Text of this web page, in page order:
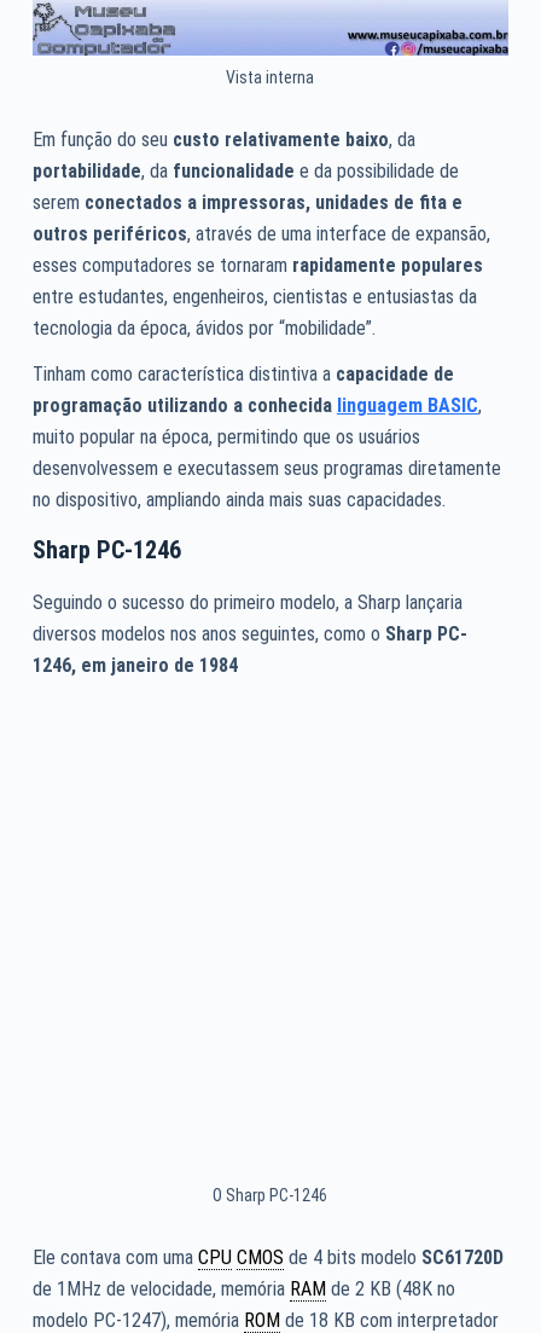
Vista interna
Em função do seu custo relativamente baixo, da
portabilidade, da funcionalidade e da possibilidade de
serem conectados a impressoras, unidades de fita e
outros periféricos, através de uma interface de expansão,
esses computadores se tornaram rapidamente populares
entre estudantes, engenheiros, cientistas e entusiastas da
tecnologia da época, ávidos por “mobilidade”.
Tinham como característica distintiva a capacidade de
programação utilizando a conhecida linguagem BASIC,
muito popular na época, permitindo que os usuários
desenvolvessem e executassem seus programas diretamente
no dispositivo, ampliando ainda mais suas capacidades.
Sharp PC-1246
Seguindo o sucesso do primeiro modelo, a Sharp lançaria
diversos modelos nos anos seguintes, como o Sharp PC-
1246, em janeiro de 1984
O Sharp PC-1246
Ele contava com uma CPU CMOS de 4 bits modelo SC61720D
de 1MHz de velocidade, memória RAMde 2 KB (48K no
modelo PC-1247), memória ROMde 18 KB com interpretador